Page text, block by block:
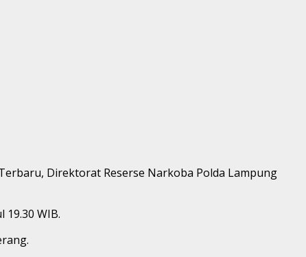
Direktorat Reserse Narkoba Polda Lampung
WIB.